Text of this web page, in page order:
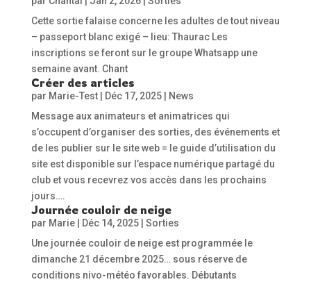
Cette sortie falaise concerne les adultes de tout niveau
– passeport blanc exigé – lieu: Thaurac Les
inscriptions se feront sur le groupe Whatsapp une
semaine avant. Chant
Créer des articles
par Marie-Test| Déc 17, 2025|
News
Message aux animateurs et animatrices qui
s’occupent d’organiser des sorties, des événements et
de les publier sur le site web = le guide d’utilisation du
site est disponible sur l’espace numérique partagé du
club et vous recevrez vos accès dans les prochains
jours….
Journée couloir de neige
par Marie| Déc 14, 2025| Sorties
Une journée couloir de neige est programmée le
dimanche 21 décembre 2025… sous réserve de
conditions nivo-météo favorables. Débutants